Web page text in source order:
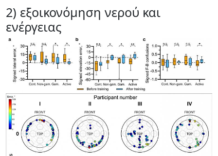
2) εξοικονόμηση νερού και
ενέργειας